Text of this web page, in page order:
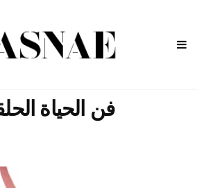
فن الحياة